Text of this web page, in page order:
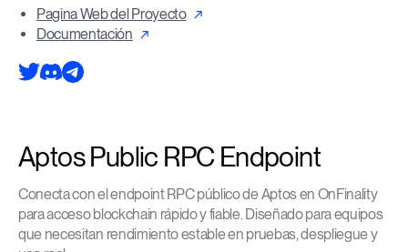
Pagina Web del Proyecto
Documentación
Aptos Public RPC Endpoint
Conecta con el endpoint RPC público de Aptos en OnFinality
para acceso blockchain rápido y fiable. Diseñado para equipos
que necesitan rendimiento estable en pruebas, despliegue y